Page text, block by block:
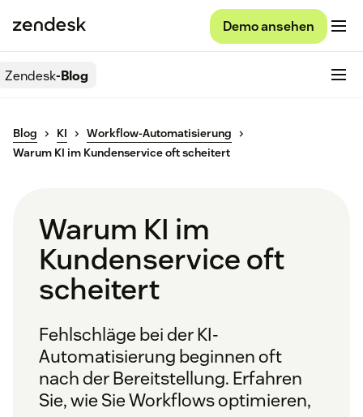
Demo ansehen
Zendesk-Blog
Blog KI
Workflow-Automatisierung
Warum KI im Kundenservice oft scheitert
Warum KI im
Kundenservice oft
scheitert
Fehlschläge bei der KI-
Automatisierung beginnen oft
nach der Bereitstellung. Erfahren
Sie, wie Sie Workflows optimieren,